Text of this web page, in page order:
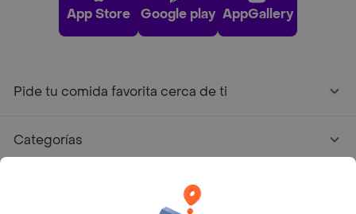
App Store Google play AppGallery
Pide tu comida favorita cerca de ti
Categorías